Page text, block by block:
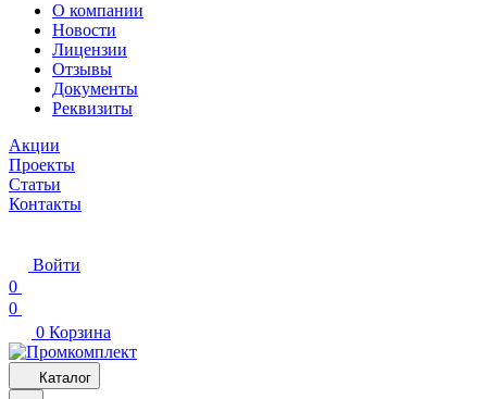
О компании
Новости
Лицензии
Отзывы
Документы
Реквизиты
Акции
Проекты
Статьи
Контакты
Войти
0
0
0 Корзина
Каталог